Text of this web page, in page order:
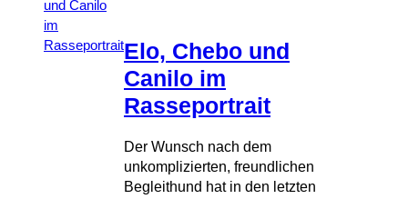
Elo, Chebo und
Canilo im
Rasseportrait
Der Wunsch nach dem
unkomplizierten, freundlichen
Begleithund hat in den letzten